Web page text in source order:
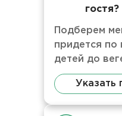
гостя?
Подберем
придется по
детей до
Указать